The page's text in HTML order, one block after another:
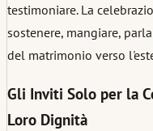
testimoniare. La
sostenere, mangiare,
del matrimonio verso
Gli Inviti Solo per la
Loro Dignità